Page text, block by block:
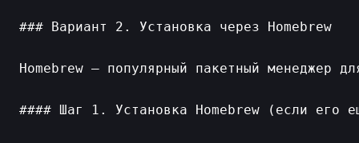
### Вариант 2. Установка через Homebrew
Homebrew — популярный пакетный менеджер
#### Шаг 1. Установка Homebrew (если его